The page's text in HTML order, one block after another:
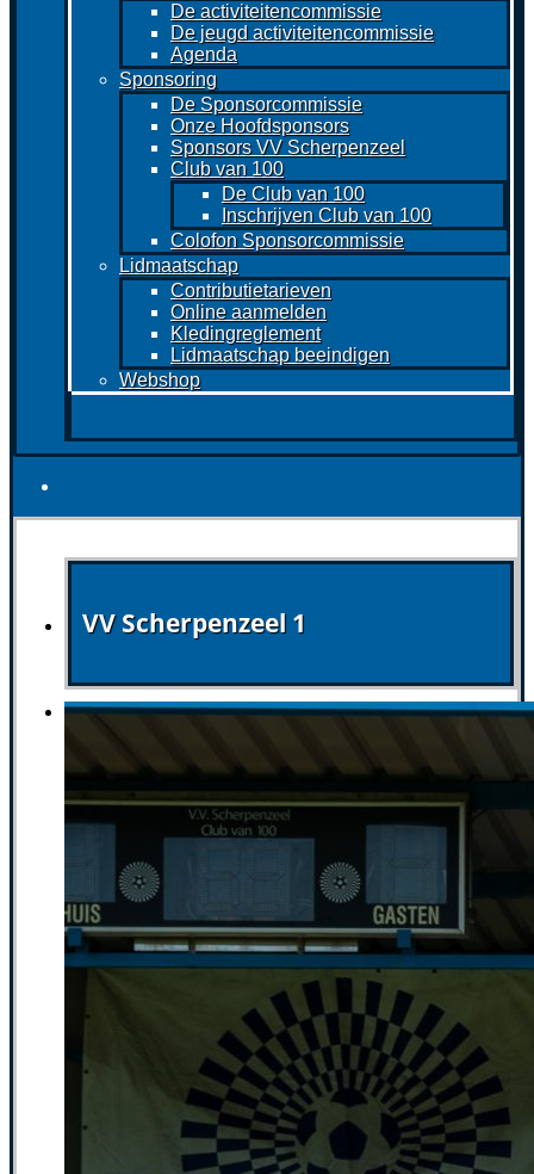
De activiteitencommissie
De jeugd activiteitencommissie
Agenda
Sponsoring
De Sponsorcommissie
Onze Hoofdsponsors
Sponsors VV Scherpenzeel
Club van 100
De Club van 100
Inschrijven Club van 100
Colofon Sponsorcommissie
Lidmaatschap
Contributietarieven
Online aanmelden
Kledingreglement
Lidmaatschap beeindigen
Webshop
VV Scherpenzeel 1